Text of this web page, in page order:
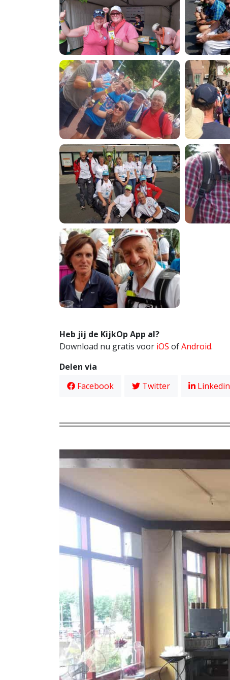
Heb jij de KijkOp App al?
Download nu gratis voor iOS ofAndroid.
Delen via
Facebook
Twitter Linkedin